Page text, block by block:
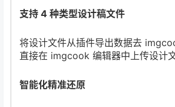
支持 4 种类型设计稿文件
将设计文件从插件导出数据去
直接在 imgcook 编辑器中上传设计
智能化精准还原